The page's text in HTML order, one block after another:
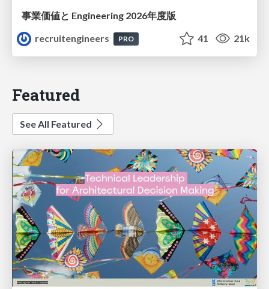
事業価値と Engineering 2026年度版
recruitengineers
PRO 41 21k
Featured
See All Featured